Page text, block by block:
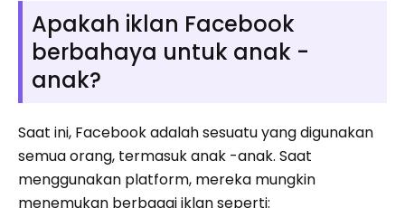
Apakah iklan Facebook
berbahaya untuk anak -
anak?
Saat ini, Facebook adalah sesuatu yang digunakan
semua orang, termasuk anak -anak. Saat
menggunakan platform, mereka mungkin
menemukan berbagai iklan seperti: